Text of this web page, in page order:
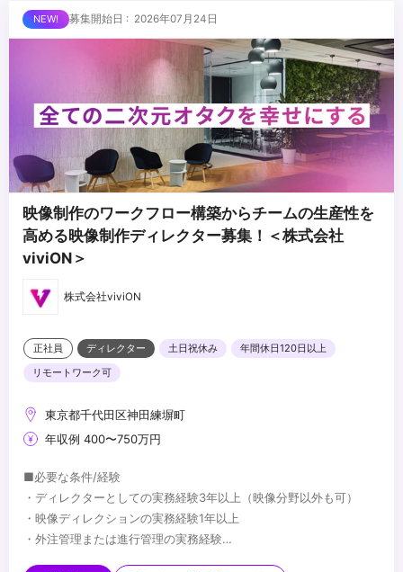
り扱い経験
・タレントや社内外クリエイターと円滑に業務を進められるビジネ
... 募集開始日 : 2026年07月24日
映像制作のワークフロー構築からチームの生産性を
高める映像制作ディレクター募集！＜株式会社
viviON＞
株式会社viviON
正社員 ディレクター 土日祝休み
年間休日120日以上
リモートワーク可
東京都千代田区神田練塀町
年収例 400〜750万円
■必要な条件/経験
・ディレクターとしての実務経験3年以上（映像分野以外も可）
・映像ディレクションの実務経験1年以上
・外注管理または進行管理の実務経験